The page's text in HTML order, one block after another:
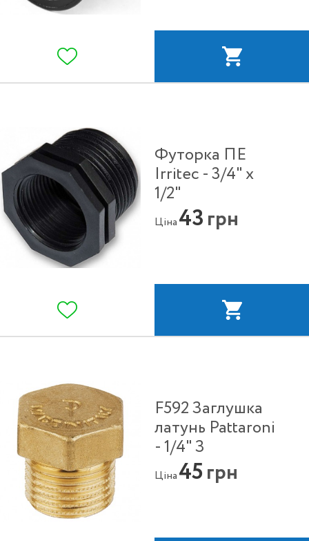
Футорка ПЕ
Irritec - 3/4" x
1/2"
Ціна43грн
F592 Заглушка
латунь Pattaroni
- 1/4" З
Ціна45грн